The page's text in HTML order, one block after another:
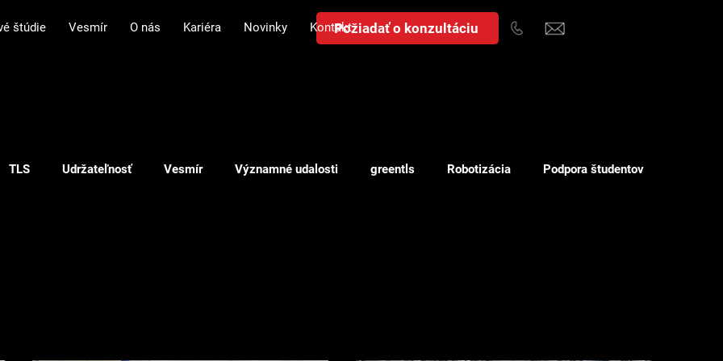
Požiadať o konzultáciu
štúdie Vesmír O nás Kariéra Novinky Kontakt
TLS Udržateľnosť Vesmír Významné udalosti greentls Robotizácia Podpora študentov